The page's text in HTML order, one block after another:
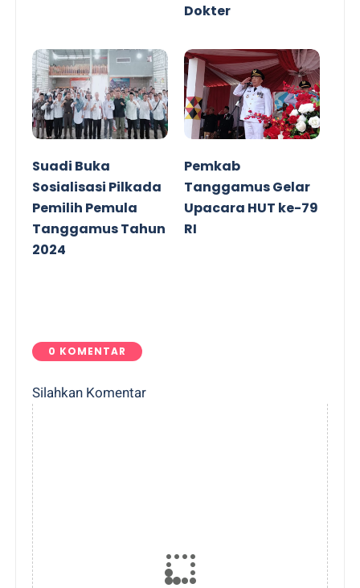
Dokter
Suadi Buka
Sosialisasi Pilkada
Pemilih Pemula
Tanggamus Tahun
2024
Pemkab
Tanggamus Gelar
Upacara HUT ke-79
RI
0 KOMENTAR
Silahkan Komentar